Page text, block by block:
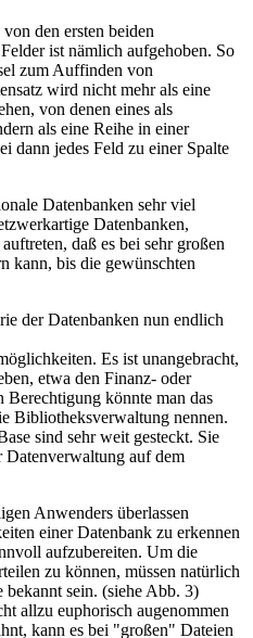
den ersten beiden
ist nämlich aufgehoben. So
zum Auffinden von
wird nicht mehr als eine
von denen eines als
als eine Reihe in einer
dann jedes Feld zu einer Spalte
Datenbanken sehr viel
Datenbanken,
daß es bei sehr großen
kann, bis die gewünschten
der Datenbanken nun endlich
Es ist unangebracht,
etwa den Finanz- oder
Berechtigung könnte man das
Bibliotheksverwaltung nennen.
sind sehr weit gesteckt. Sie
Datenverwaltung auf dem
Anwenders überlassen
einer Datenbank zu erkennen
aufzubereiten. Um die
zu können, müssen natürlich
bekannt sein. (siehe Abb. 3)
allzu euphorisch augenommen
kann es bei "großen" Dateien